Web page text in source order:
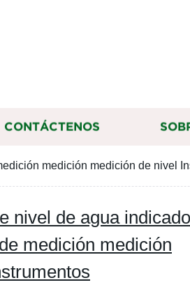
CONTÁCTENOS
medición medición de nivel
nivel de agua
medición medición